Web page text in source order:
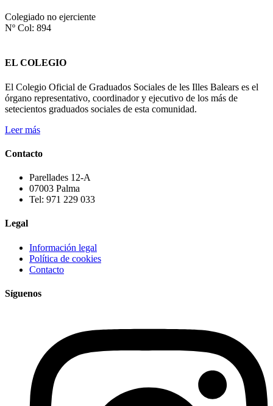
Colegiado no ejerciente
Nº Col: 894
EL COLEGIO
El Colegio Oficial de Graduados Sociales de les Illes Balears es el
órgano representativo, coordinador y ejecutivo de los más de
setecientos graduados sociales de esta comunidad.
Leer más
Contacto
Parellades 12-A
07003 Palma
Tel: 971 229 033
Legal
Información legal
Política de cookies
Contacto
Síguenos